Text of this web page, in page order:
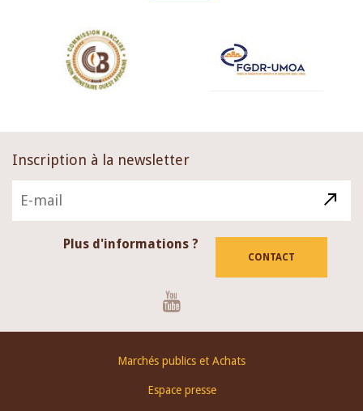
Inscription à la newsletter
Plus d'informations ?
CONTACT
Marchés publics et Achats
Espace presse